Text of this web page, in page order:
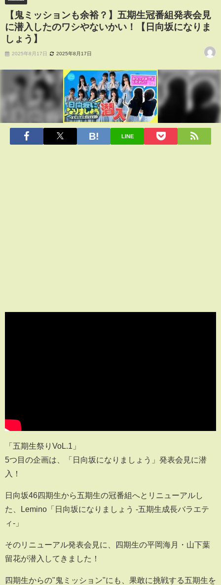
【鬼ミッションも余裕？】五期生冠番組発表会見
に潜入したのワシやないかい！【日向坂になりま
しょう】
2025年8月17日 2025年8月17日
LINE
「五期生祭りVoL.1」
5つ目の企画は、「日向坂になりましょう」発表会見に潜
入！
日向坂46四期生から五期生の冠番組へとリニューアルし
た、Lemino「日向坂になりましょう -五期生成長バラエテ
ィ-」
そのリニューアル発表会見に、四期生の平岡海月・山下葉
留花が潜入してきました！
四期生からの"鬼ミッション"にも、果敢に挑戦する五期生を